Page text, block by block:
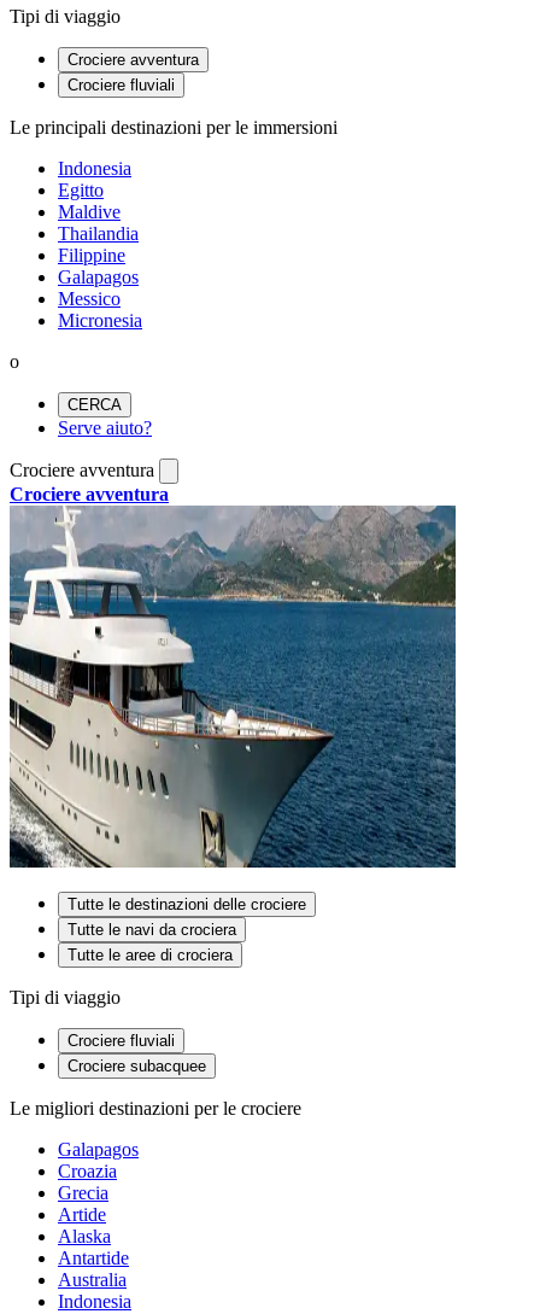
Tipi di viaggio
Crociere avventura
Crociere fluviali
Le principali destinazioni per le immersioni
Indonesia
Egitto
Maldive
Thailandia
Filippine
Galapagos
Messico
Micronesia
o
CERCA
Serve aiuto?
Crociere avventura
Crociere avventura
Tutte le destinazioni delle crociere
Tutte le navi da crociera
Tutte le aree di crociera
Tipi di viaggio
Crociere fluviali
Crociere subacquee
Le migliori destinazioni per le crociere
Galapagos
Croazia
Grecia
Artide
Alaska
Antartide
Australia
Indonesia